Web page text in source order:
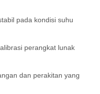
pada kondisi suhu
perangkat lunak
dan perakitan yang